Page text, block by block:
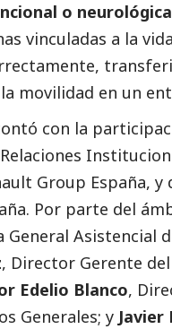
o neurológica
vinculadas a la
movilidad en un
con la
Group España, y
Por parte del
General Asistencial
, Director Gerente
Edelio Blanco,
Generales; y Javier